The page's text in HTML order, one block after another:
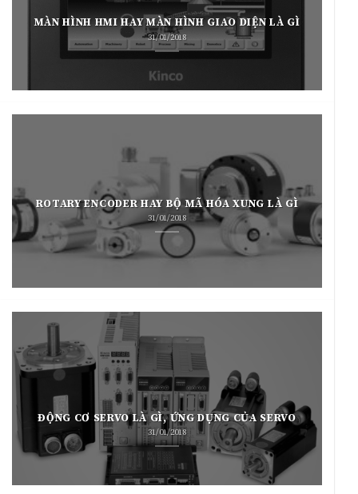
MÀN HÌNH HMI HAY MÀN HÌNH GIAO DIỆN LÀ GÌ
31/01/2018
ROTARY ENCODER HAY BỘ MÃ HÓA XUNG LÀ GÌ
31/01/2018
ĐỘNG CƠ SERVO LÀ GÌ, ỨNG DỤNG CỦA SERVO
31/01/2018